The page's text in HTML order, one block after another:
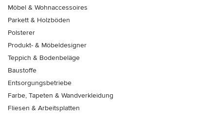
Möbel & Wohnaccessoires
Parkett & Holzböden
Polsterer
Produkt- & Möbeldesigner
Teppich & Bodenbeläge
Baustoffe
Entsorgungsbetriebe
Farbe, Tapeten & Wandverkleidung
Fliesen & Arbeitsplatten